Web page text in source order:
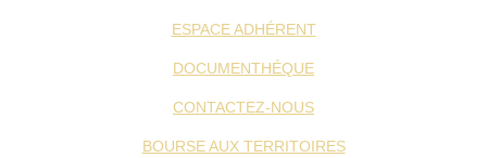
ESPACE ADHÉRENT
DOCUMENTHÉQUE
CONTACTEZ-NOUS
BOURSE AUX TERRITOIRES